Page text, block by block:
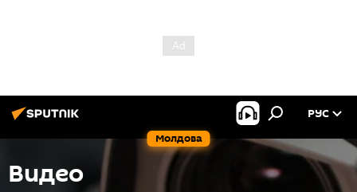
Молдова
РУС
Видео